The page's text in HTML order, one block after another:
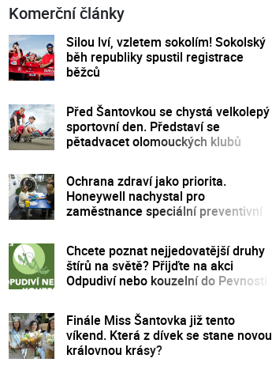
Komerční články
Silou lví, vzletem sokolím! Sokolský
běh republiky spustil registrace
běžců
Před Šantovkou se chystá velkolepý
sportovní den. Představí se
pětadvacet olomouckých klubů
Ochrana zdraví jako priorita.
Honeywell nachystal pro
zaměstnance speciální preventivní
Chcete poznat nejjedovatější druhy
štírů na světě? Přijďte na akci
Odpudiví nebo kouzelní do Pevnosti
Finále Miss Šantovka již tento
víkend. Která z dívek se stane novou
královnou krásy?